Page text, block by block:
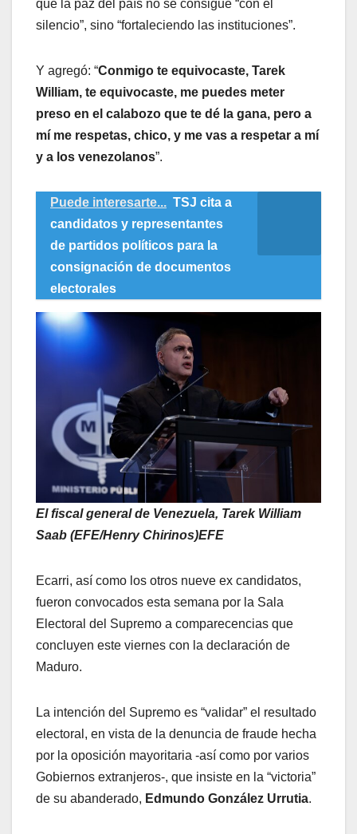
que la paz del país no se consigue “con el
silencio”, sino “fortaleciendo las instituciones”.
Y agregó: “Conmigo te equivocaste, Tarek
William, te equivocaste, me puedes meter
preso en el calabozo que te dé la gana, pero a
mí me respetas, chico, y me vas a respetar a mí
y a los venezolanos”.
Puede interesarte... TSJ cita a
candidatos y representantes
de partidos políticos para la
consignación de documentos
electorales
El fiscal general de Venezuela, Tarek William
Saab (EFE/Henry Chirinos)EFE
Ecarri, así como los otros nueve ex candidatos,
fueron convocados esta semana por la Sala
Electoral del Supremo a comparecencias que
concluyen este viernes con la declaración de
Maduro.
La intención del Supremo es “validar” el resultado
electoral, en vista de la denuncia de fraude hecha
por la oposición mayoritaria -así como por varios
Gobiernos extranjeros-, que insiste en la “victoria”
de su abanderado, Edmundo González Urrutia.